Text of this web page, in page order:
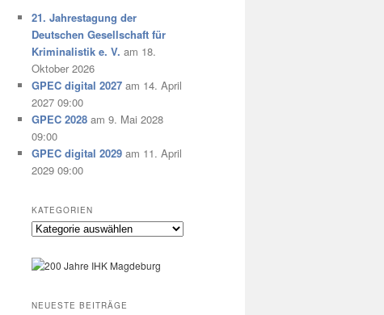
21. Jahrestagung der
Deutschen Gesellschaft für
Kriminalistik e. V. am 18.
Oktober 2026
GPEC digital 2027 am 14. April
2027 09:00
GPEC 2028 am 9. Mai 2028
09:00
GPEC digital 2029 am 11. April
2029 09:00
KATEGORIEN
Kategorien
NEUESTE BEITRÄGE